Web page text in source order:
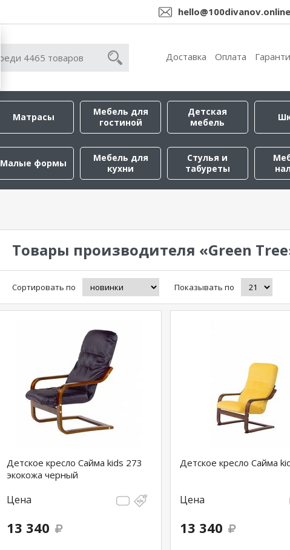
hello@100divanov.online
Доставка Оплата
Матрасы
Мебель для
гостиной
Детская
мебель
Малые формы
Мебель для
кухни
Стулья и
табуреты
Товары производителя «Green
Сортировать по Показывать по
Детское кресло Сайма kids 273
экокожа черный
Цена
13 340
Детское кресло Сайма
Цена
13 340